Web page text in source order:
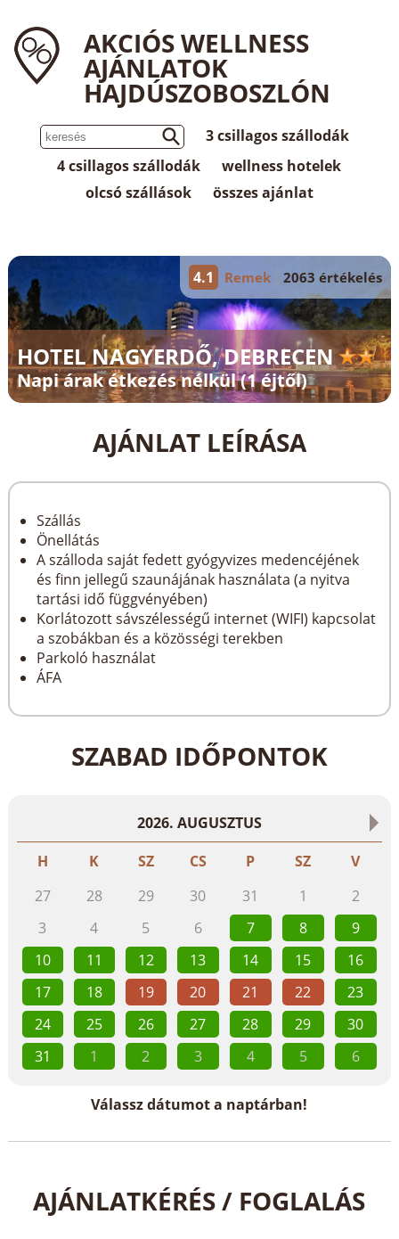
AKCIÓS WELLNESS
AJÁNLATOK
HAJDÚSZOBOSZLÓN
3 csillagos szállodák
4 csillagos szállodák
wellness hotelek
olcsó szállások
összes ajánlat
HOTEL NAGYERDŐ, DEBRECEN
Napi árak étkezés nélkül (1 éjtől)
4.1 Remek 2063 értékelés
AJÁNLAT LEÍRÁSA
Szállás
Önellátás
A szálloda saját fedett gyógyvizes medencéjének
és finn jellegű szaunájának használata (a nyitva
tartási idő függvényében)
Korlátozott sávszélességű internet (WIFI) kapcsolat
a szobákban és a közösségi terekben
Parkoló használat
ÁFA
SZABAD IDŐPONTOK
2026. AUGUSZTUS
H
K SZ CS P SZ
V
27
28 29 30 31 1
2
3
4 5 6 7 8
9
10
11 12 13 14 15
16
17
18 19 20 21 22
23
24
25 26 27 28 29
30
31
1 2 3 4 5 6
Válassz dátumot a naptárban!
AJÁNLATKÉRÉS / FOGLALÁS